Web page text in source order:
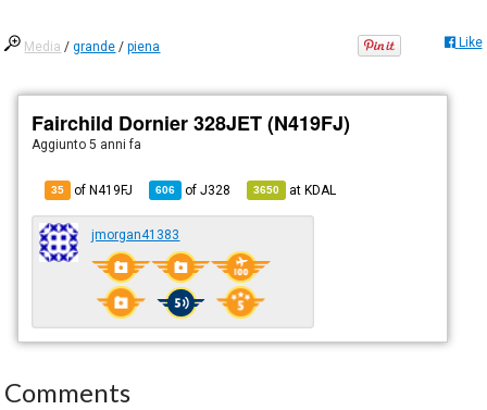
Media /grande /piena Like
Fairchild Dornier 328JET (N419FJ)
Aggiunto5 anni fa
35 of N419FJ 606 ofJ328 3650 atKDAL
jmorgan41383
Comments